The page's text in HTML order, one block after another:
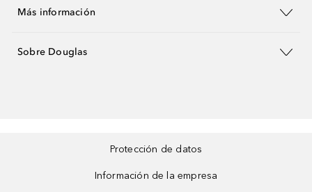
Más información
Sobre Douglas
Protección de datos
Información de la empresa